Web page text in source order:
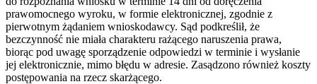
prawomocnego wyroku, w formie elektronicznej, zgodnie z
pierwotnym żądaniem wnioskodawcy. Sąd podkreślił, że
bezczynność nie miała charakteru rażącego naruszenia prawa,
biorąc pod uwagę sporządzenie odpowiedzi w terminie i wysłanie
jej elektronicznie, mimo błędu w adresie. Zasądzono również koszty
postępowania na rzecz skarżącego.